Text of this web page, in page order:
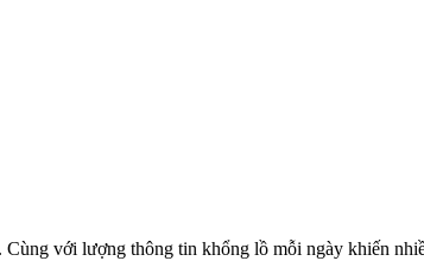
Cùng với lượng thông tin khổng lồ mỗi ngày khiến